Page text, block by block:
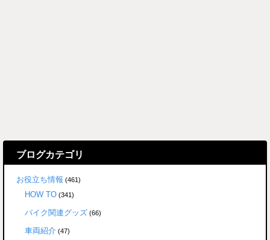
ブログカテゴリ
お役立ち情報 (461)
HOW TO (341)
バイク関連グッズ (66)
車両紹介 (47)